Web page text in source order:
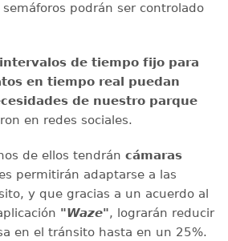
podrán ser controlado
de tiempo fijo para
en tiempo real puedan
de nuestro parque
en redes sociales.
de ellos tendrán cámaras
permitirán adaptarse a las
y que gracias a un acuerdo al
"Waze", lograrán reducir
en el tránsito hasta en un 25%.